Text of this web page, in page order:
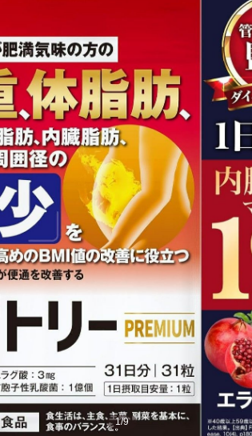
1/9